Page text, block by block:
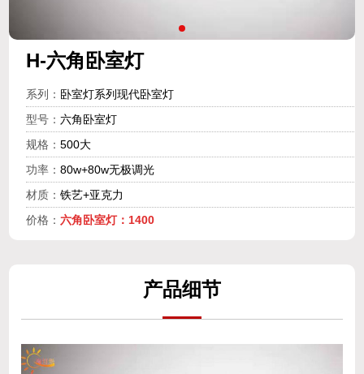
H-六角卧室灯
系列： 卧室灯系列现代卧室灯
型号： 六角卧室灯
规格： 500大
功率： 80w+80w无极调光
材质： 铁艺+亚克力
价格： 六角卧室灯：1400
产品细节